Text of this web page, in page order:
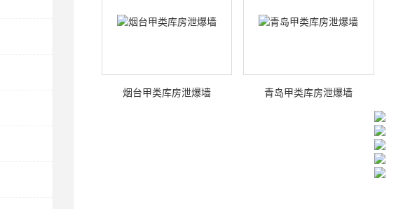
烟台甲类库房泄爆墙 青岛甲类库房泄爆墙